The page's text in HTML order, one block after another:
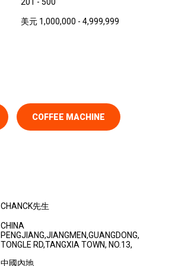
201 - 500
美元 1,000,000 - 4,999,999
COFFEE MACHINE
CHANCK先生
CHINA
PENGJIANG,JIANGMEN,GUANGDONG,
TONGLE RD,TANGXIA TOWN, NO.13,
中國內地